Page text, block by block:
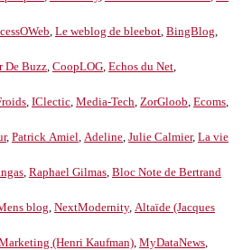
,Le weblog de bleebot,BingBlog,
De Buzz,CoopLOG,Echos du Net,
,IClectic,Media-Tech,ZorGloob,Ecoms,
,Patrick Amiel,Adeline,Julie Calmier,La vie
,Raphael Gilmas,Bloc Note de Bertrand
blog,NextModernity,Altaïde (Jacques
(Henri Kaufman),MyDataNews,